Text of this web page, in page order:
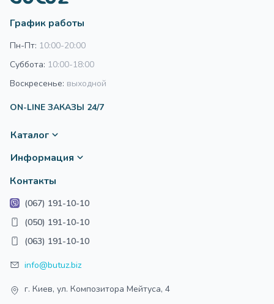
Ультракомпактное складывание «книжкой»
Различная ширина осей
Регулируемая по высоте, а также по углу наклона,
Все колеса легкосъемные, сделаны из пенорезины
элементы
Задние колеса большего диаметра, имеют
амортизацию
Корзина для покупок
Люлька:
Легкая и быстрая установка
Жесткое дно
График работы
Пн-Пт: 10:00-20:00
Суббота: 10:00-18:00
Воскресенье: выходной
ON-LINE ЗАКАЗЫ 24/7
Каталог
Информация
Контакты
(067) 191-10-10
(050) 191-10-10
(063) 191-10-10
info@butuz.biz
г. Киев, ул. Композитора Мейтуса, 4